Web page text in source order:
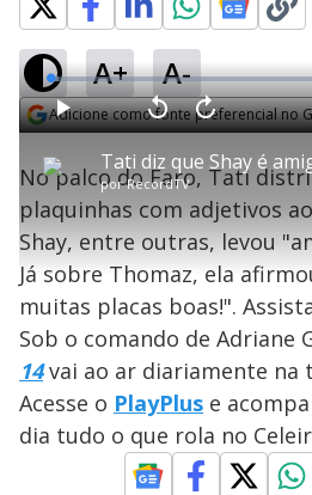
A+ A-
Adicione como fonte preferencial no
P
l
a
y
V
porRecordTV
P V
t
a
r
0
e
g
n
d
s
A
n
a
1
s
e
o
s
M
u
d
o
L
o
a
d
e
:
2
.
2
3
%
No palco do Faro, Tati
plaquinhas com adjetivos
Shay, entre outras, levou
Já sobre Thomaz, ela
muitas placas boas!".
Sob o comando de Adriane
14vai ao ar diariamente na
Acesse o PlayPlus e
dia tudo o que rola no